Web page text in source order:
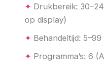
✦ Drukbereik:
op display)
✦ Behandeltijd:
✦ Programma’s: 6